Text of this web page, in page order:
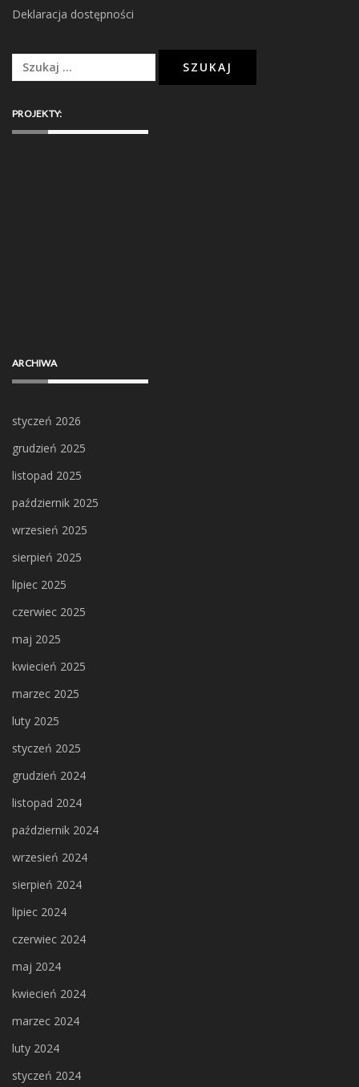
Deklaracja dostępności
Szukaj:
PROJEKTY:
ARCHIWA
styczeń 2026
grudzień 2025
listopad 2025
październik 2025
wrzesień 2025
sierpień 2025
lipiec 2025
czerwiec 2025
maj 2025
kwiecień 2025
marzec 2025
luty 2025
styczeń 2025
grudzień 2024
listopad 2024
październik 2024
wrzesień 2024
sierpień 2024
lipiec 2024
czerwiec 2024
maj 2024
kwiecień 2024
marzec 2024
luty 2024
styczeń 2024